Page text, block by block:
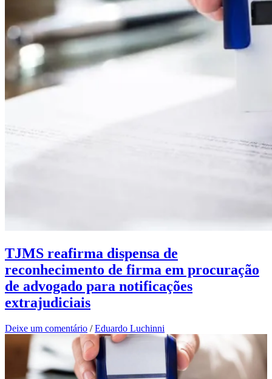
TJMS reafirma dispensa de
reconhecimento de firma em procuração
de advogado para notificações
extrajudiciais
Deixe um comentário /Eduardo Luchinni